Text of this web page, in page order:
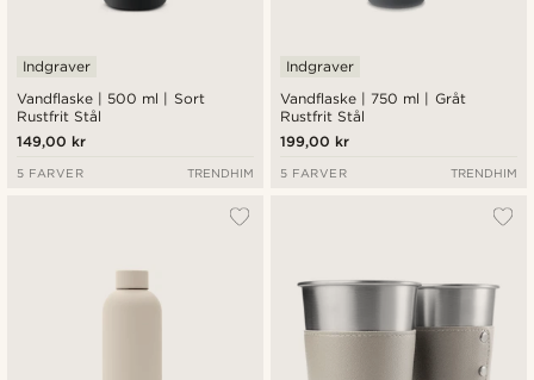
Vandflaske | 500 ml | Sort
Rustfrit Stål
Indgraver
149,00 kr
5 FARVER TRENDHIM
Vandflaske | 750 ml | Gråt
Rustfrit Stål
Indgraver
199,00 kr
5 FARVER TRENDHIM